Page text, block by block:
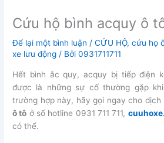
Cứu hộ bình acquy ô
Để lại một bình luận /CỨU HỘ,cứu họ
xe lưu động / Bởi0931711711
Hết bình ắc quy, acquy bị tiếp điện
được là những sự cố thường gặp
trường hợp này, hãy gọi ngay cho
ô tô ở số hotline 0931 711 711,
có thể.